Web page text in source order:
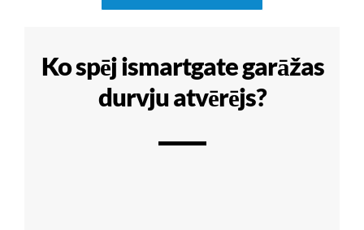
Ko spēj ismartgate garāžas
durvju atvērējs?